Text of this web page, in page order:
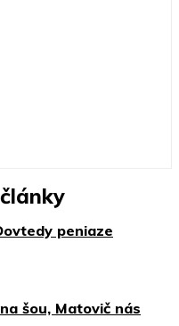
peniaze
šou, Matovič nás